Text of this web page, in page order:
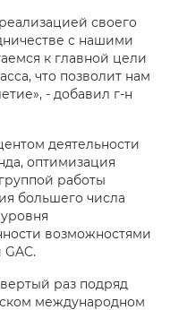
своего
с нашими
к главной цели
что позволит нам
- добавил г-н
деятельности
оптимизация
работы
большего числа
возможностями
раз подряд
международном